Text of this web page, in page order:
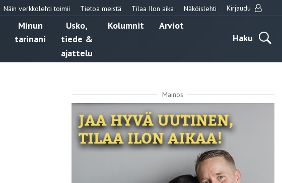
Näin verkkolehti toimii Tietoa meistä Tilaa Ilon aika Näköislehti Kirjaudu
Minun
tarinani
Usko,
tiede &
ajattelu
Kolumnit
Arviot
Haku
Mainos